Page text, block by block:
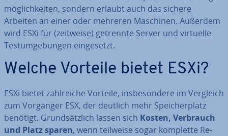
mög­lich­kei­ten, sondern erlaubt auch das sichere
Arbeiten an einer oder mehreren Maschinen. Außerdem
wird ESXi für (zeitweise) getrennte Server und virtuelle
Test­um­ge­bun­gen ein­ge­setzt.
Welche Vorteile bietet ESXi?
ESXi bietet zahl­rei­che Vorteile, ins­be­son­de­re im Vergleich
zum Vorgänger ESX, der deutlich mehr Spei­cher­platz
benötigt. Grund­sätz­lich lassen sich Kosten, Verbrauch
und Platz sparen, wenn teilweise sogar komplette Re­